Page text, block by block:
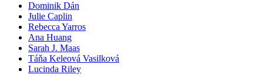
Dominik Dán
Julie Caplin
Rebecca Yarros
Ana Huang
Sarah J. Maas
Táňa Keleová Vasilková
Lucinda Riley